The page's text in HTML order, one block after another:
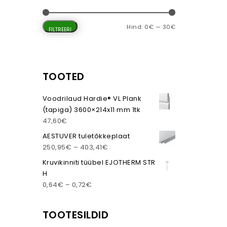
7,37€ kuni 26,26€ Minimaalne
Maksimaalne
FILTREERI Hind: 0€ — 30€
TOOTED
Voodrilaud Hardie® VL Plank
(tapiga) 3600×214x11 mm 1tk
47,60€
AESTUVER tuletõkkeplaat
250,95€ – 403,41€ Hinnavahemik: 250,95€ kuni
Kruvikinniti tüübel EJOTHERM STR
H
0,64€ – 0,72€
TOOTESILDID